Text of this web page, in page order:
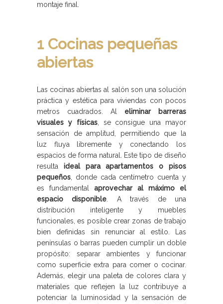
montaje final.
1 Cocinas pequeñas
abiertas
Las cocinas abiertas al salón son una solución
práctica y estética para viviendas con pocos
metros cuadrados. Al eliminar barreras
visuales y físicas, se consigue una mayor
sensación de amplitud, permitiendo que la
luz fluya libremente y conectando los
espacios de forma natural. Este tipo de diseño
resulta ideal para apartamentos o pisos
pequeños , donde cada centímetro cuenta y
es fundamental aprovechar al máximo el
espacio disponible . A través de una
distribución inteligente y muebles
funcionales, es posible crear zonas de trabajo
bien definidas sin renunciar al estilo. Las
penínsulas o barras pueden cumplir un doble
propósito: separar ambientes y funcionar
como superficie extra para comer o cocinar.
Además, elegir una paleta de colores clara y
materiales que reflejen la luz contribuye a
potenciar la luminosidad y la sensación de